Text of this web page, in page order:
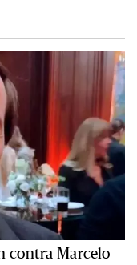
contra Marcelo